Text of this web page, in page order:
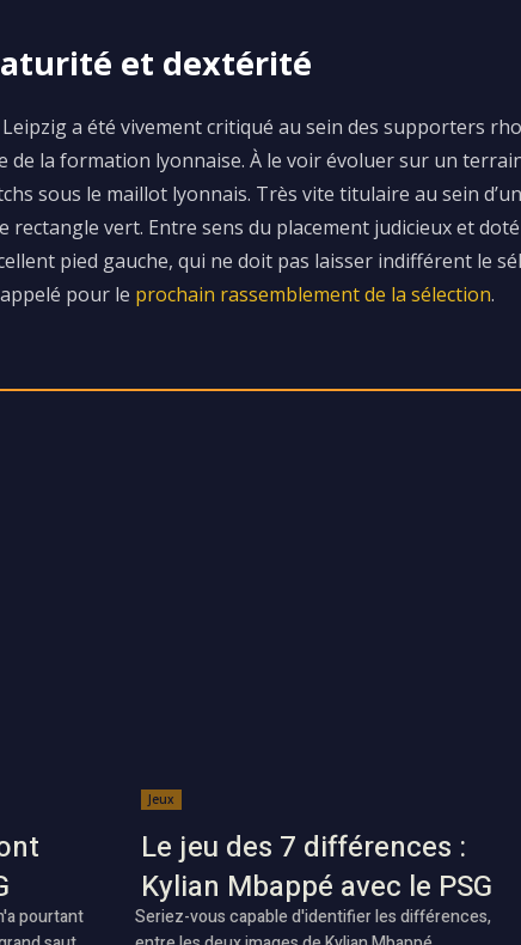
et dextérité
a été vivement critiqué au sein des supporters
de la formation lyonnaise. À le voir évoluer sur un
sous le maillot lyonnais. Très vite titulaire au sein
rectangle vert. Entre sens du placement judicieux et
pied gauche, qui ne doit pas laisser indifférent le
pour le prochain rassemblement de la sélection.
pourtant
Jeux
Le jeu des 7 différences :
Kylian Mbappé avec le PSG
Seriez-vous capable d'identifier les différences,